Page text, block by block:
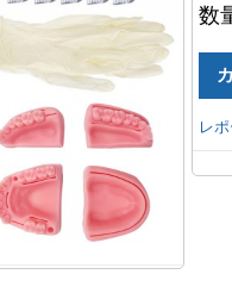
数
レ